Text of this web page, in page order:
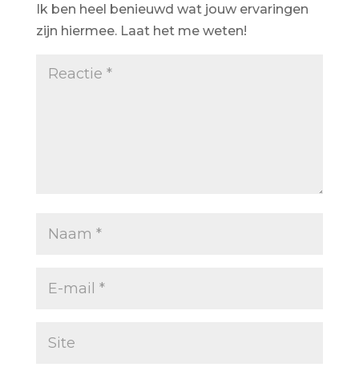
Ik ben heel benieuwd wat jouw ervaringen
zijn hiermee. Laat het me weten!